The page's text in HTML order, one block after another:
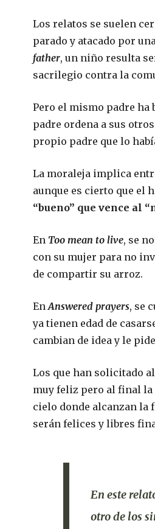
Los relatos se suelen
parado y atacado por
father, un niño resulta
sacrilegio contra la
Pero el mismo padre
padre ordena a sus
propio padre que lo
La moraleja implica
aunque es cierto que el
“bueno” que vence al
En Too mean to live, se
con su mujer para no
de compartir su arroz.
En Answered prayers, se
ya tienen edad de
cambian de idea y le
Los que han solicitado
muy feliz pero al final la
cielo donde alcanzan la
serán felices y libres
En este
otro de los